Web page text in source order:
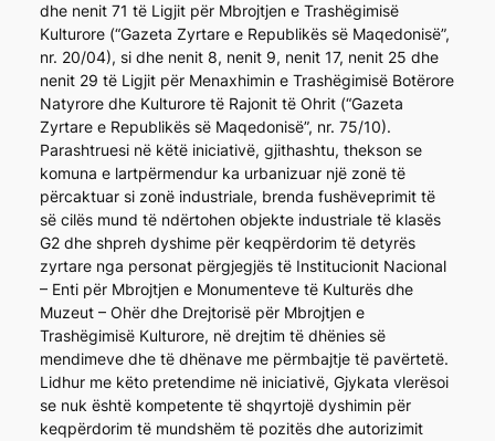
dhe nenit 71 të Ligjit për Mbrojtjen e Trashëgimisë
Kulturore (“Gazeta Zyrtare e Republikës së Maqedonisë”,
nr. 20/04), si dhe nenit 8, nenit 9, nenit 17, nenit 25 dhe
nenit 29 të Ligjit për Menaxhimin e Trashëgimisë Botërore
Natyrore dhe Kulturore të Rajonit të Ohrit (“Gazeta
Zyrtare e Republikës së Maqedonisë”, nr. 75/10).
Parashtruesi në këtë iniciativë, gjithashtu, thekson se
komuna e lartpërmendur ka urbanizuar një zonë të
përcaktuar si zonë industriale, brenda fushëveprimit të
së cilës mund të ndërtohen objekte industriale të klasës
G2 dhe shpreh dyshime për keqpërdorim të detyrës
zyrtare nga personat përgjegjës të Institucionit Nacional
– Enti për Mbrojtjen e Monumenteve të Kulturës dhe
Muzeut – Ohër dhe Drejtorisë për Mbrojtjen e
Trashëgimisë Kulturore, në drejtim të dhënies së
mendimeve dhe të dhënave me përmbajtje të pavërtetë.
Lidhur me këto pretendime në iniciativë, Gjykata vlerësoi
se nuk është kompetente të shqyrtojë dyshimin për
keqpërdorim të mundshëm të pozitës dhe autorizimit